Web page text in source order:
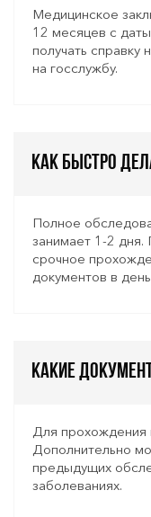
Медицинское
12 месяцев с
получать справку
на госслужбу.
Как быстро
Полное
занимает 1-2
срочное
документов в
Какие
Для прохождения
Дополнительно
предыдущих
заболеваниях.